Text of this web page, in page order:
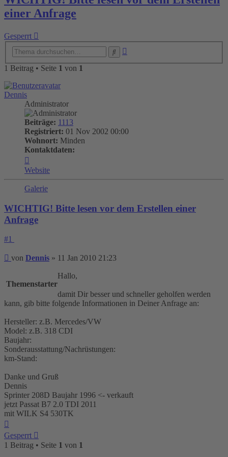
einer Anfrage
Gesperrt
1 Beitrag • Seite 1 von 1
Dennis
Administrator
Beiträge: 1113
Registriert: 01 Nov 2002 00:00
Wohnort: Minden
Kontaktdaten:
von
Dennis
Website
Galerie
WICHTIG! Bitte lesen vor dem Erstellen einer
Anfrage
#1
Beitrag
von Dennis » 11 Jan 2010 21:23
Themenstarter
Hallo,
damit Dir besser und schneller geholfen werden
kann, gib bitte folgende Informationen in Deiner Anfrage an:
Hersteller: z.B. Mercedes/VW
Model: z.B. 318 CDI
Baujahr:
Sonderausstattung/Nachrüstungen:
km-Stand:
Danke und Gruß
Dennis
Sprinter 208D Baujahr 1996 <- verkauft
jetzt Passat B7 2.0 TDI 2011
mit WILK S4 530TK
oben
Gesperrt
1 Beitrag • Seite 1 von 1